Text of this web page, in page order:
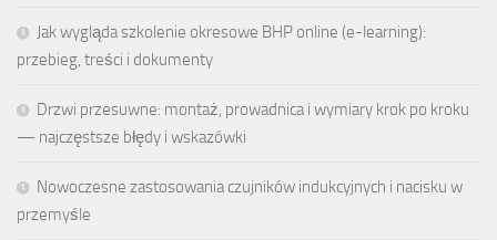
Jak wygląda szkolenie okresowe BHP online (e-learning):
przebieg, treści i dokumenty
Drzwi przesuwne: montaż, prowadnica i wymiary krok po kroku
— najczęstsze błędy i wskazówki
Nowoczesne zastosowania czujników indukcyjnych i nacisku w
przemyśle